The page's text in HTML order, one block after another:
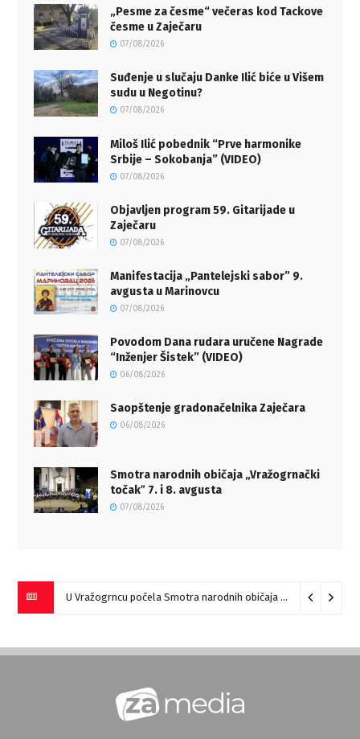
„Pesme za česme“ večeras kod Tackove
česme u Zaječaru
07/08/2026
Suđenje u slučaju Danke Ilić biće u Višem
sudu u Negotinu?
07/08/2026
Miloš Ilić pobednik “Prve harmonike
Srbije – Sokobanja” (VIDEO)
07/08/2026
Objavljen program 59. Gitarijade u
Zaječaru
07/08/2026
Manifestacija „Pantelejski sabor” 9.
avgusta u Marinovcu
07/08/2026
Povodom Dana rudara uručene Nagrade
“Inženjer Šistek” (VIDEO)
06/08/2026
Saopštenje gradonačelnika Zaječara
06/08/2026
Smotra narodnih običaja „Vražogrnački
točakˮ 7. i 8. avgusta
07/08/2026
U Vražogrncu počela Smotra narodnih običaja „Vražogrnački točak“